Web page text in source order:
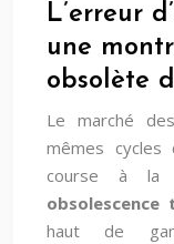
L’erreur
une
obsolète
Le marché
mêmes cycles
course à la
obsolescence
haut de